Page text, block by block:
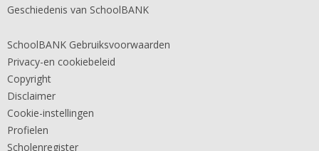
Geschiedenis van SchoolBANK
SchoolBANK Gebruiksvoorwaarden
Privacy-en cookiebeleid
Copyright
Disclaimer
Cookie-instellingen
Profielen
Scholenregister